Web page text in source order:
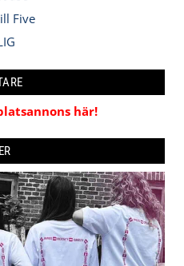
Five
här!